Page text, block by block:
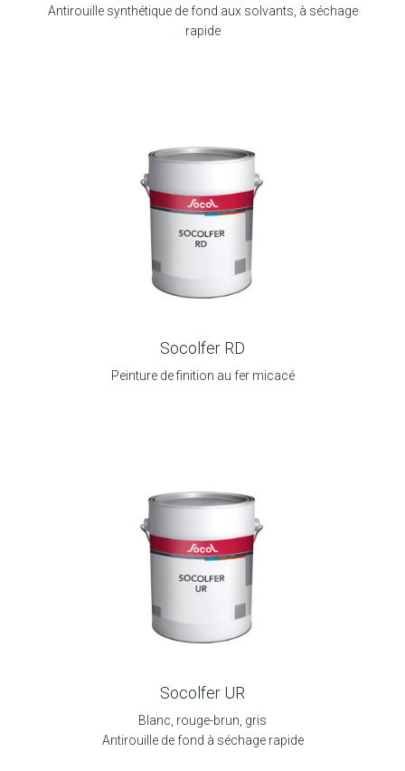
Antirouille synthétique de fond aux solvants, à séchage
rapide
Socolfer RD
Peinture de finition au fer micacé
Socolfer UR
Blanc, rouge-brun, gris
Antirouille de fond à séchage rapide